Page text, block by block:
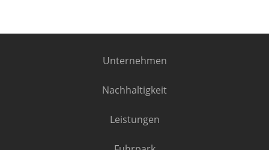
Unternehmen
Nachhaltigkeit
Leistungen